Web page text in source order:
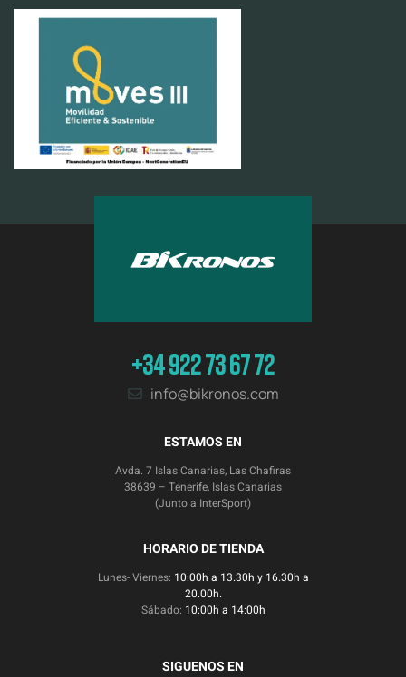
+34 922 73 67 72
info@bikronos.com
ESTAMOS EN
Avda. 7 Islas Canarias, Las Chafiras
38639 – Tenerife, Islas Canarias
(Junto a InterSport)
HORARIO DE TIENDA
Lunes- Viernes: 10:00h a 13.30h y 16.30h a
20.00h.
Sábado: 10:00h a 14:00h
SIGUENOS EN